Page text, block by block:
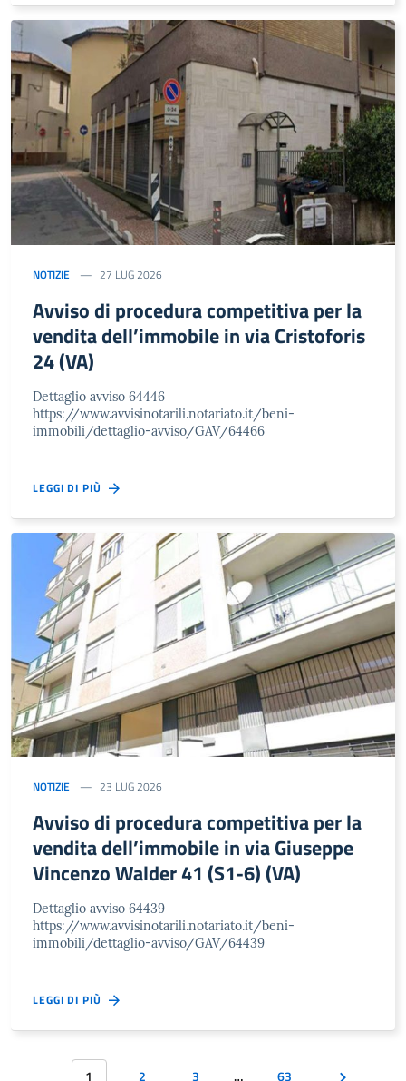
NOTIZIE 27 LUG 2026
Avviso di procedura competitiva per la
vendita dell’immobile in via Cristoforis
24 (VA)
Dettaglio avviso 64446
https://www.avvisinotarili.notariato.it/beni-
immobili/dettaglio-avviso/GAV/64466
LEGGI DI PIÙ
NOTIZIE 23 LUG 2026
Avviso di procedura competitiva per la
vendita dell’immobile in via Giuseppe
Vincenzo Walder 41 (S1-6) (VA)
Dettaglio avviso 64439
https://www.avvisinotarili.notariato.it/beni-
immobili/dettaglio-avviso/GAV/64439
LEGGI DI PIÙ
1 2 3 … 63